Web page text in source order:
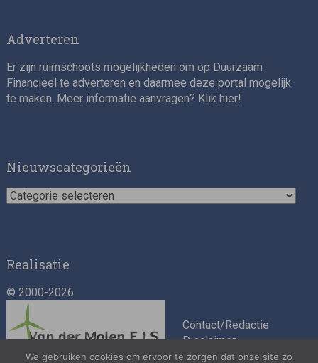
Asset Management Internship – Responsible
Adverteren
Er zijn ruimschoots mogelijkheden om op Duurzaam
Financieel te adverteren en daarmee deze portal mogelijk
te maken. Meer informatie aanvragen? Klik hier!
Nieuwscategorieën
Nieuwscategorieën
Realisatie
© 2000-2026
Contact/Redactie
Disclaimer
Algemene
We gebruiken cookies om ervoor te zorgen dat onze site zo